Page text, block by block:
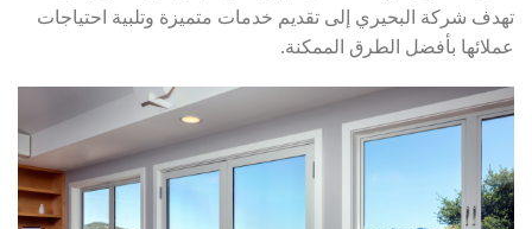
تهدف شركة البحيري إلى تقديم خدمات متميزة وتلبية احتياجات
عملائها بأفضل الطرق الممكنة.